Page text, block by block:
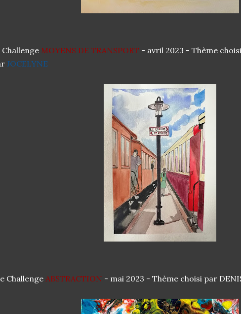
Challenge MOYENS DE TRANSPORT - avril 2023 - Thème
JOCELYNE
Challenge ABSTRACTION - mai 2023 - Thème choisi par